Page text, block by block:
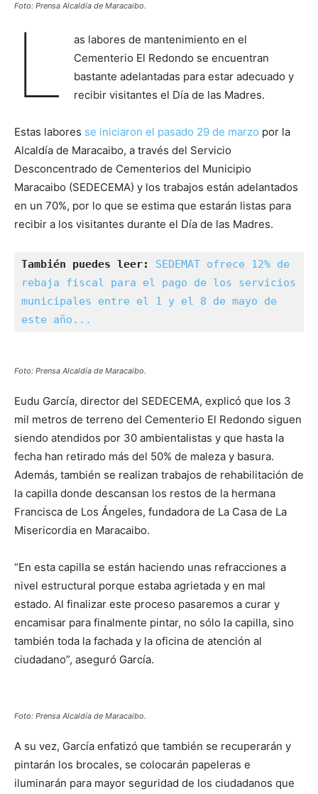
Foto: Prensa Alcaldía de Maracaibo.
L
as labores de mantenimiento en el
Cementerio El Redondo se encuentran
bastante adelantadas para estar adecuado y
recibir visitantes el Día de las Madres.
Estas labores se iniciaron el pasado 29 de marzo por la
Alcaldía de Maracaibo, a través del Servicio
Desconcentrado de Cementerios del Municipio
Maracaibo (SEDECEMA) y los trabajos están adelantados
en un 70%, por lo que se estima que estarán listas para
recibir a los visitantes durante el Día de las Madres.
También puedes leer: SEDEMAT ofrece 12% de
rebaja fiscal para el pago de los servicios
municipales entre el 1 y el 8 de mayo de
este año...
Foto: Prensa Alcaldía de Maracaibo.
Eudu García, director del SEDECEMA, explicó que los 3
mil metros de terreno del Cementerio El Redondo siguen
siendo atendidos por 30 ambientalistas y que hasta la
fecha han retirado más del 50% de maleza y basura.
Además, también se realizan trabajos de rehabilitación de
la capilla donde descansan los restos de la hermana
Francisca de Los Ángeles, fundadora de La Casa de La
Misericordia en Maracaibo.
“En esta capilla se están haciendo unas refracciones a
nivel estructural porque estaba agrietada y en mal
estado. Al finalizar este proceso pasaremos a curar y
encamisar para finalmente pintar, no sólo la capilla, sino
también toda la fachada y la oficina de atención al
ciudadano”, aseguró García.
Foto: Prensa Alcaldía de Maracaibo.
A su vez, García enfatizó que también se recuperarán y
pintarán los brocales, se colocarán papeleras e
iluminarán para mayor seguridad de los ciudadanos que